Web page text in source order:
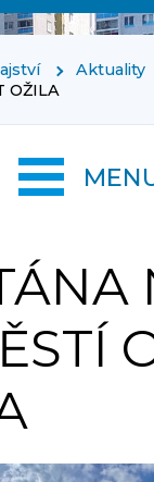
Aktuality
OŽILA